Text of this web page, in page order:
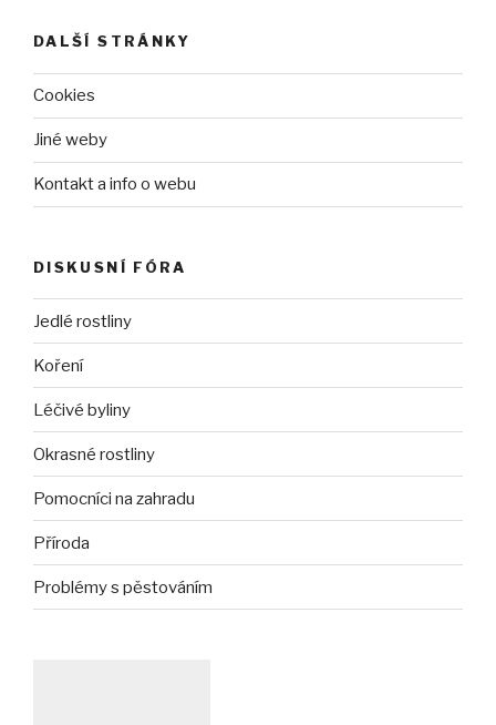
DALŠÍ STRÁNKY
Cookies
Jiné weby
Kontakt a info o webu
DISKUSNÍ FÓRA
Jedlé rostliny
Koření
Léčivé byliny
Okrasné rostliny
Pomocníci na zahradu
Příroda
Problémy s pěstováním